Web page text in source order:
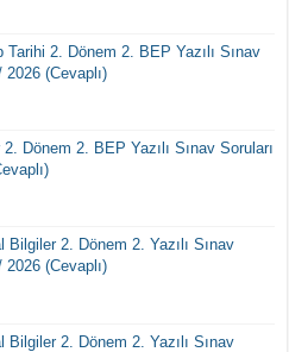
Tarihi 2. Dönem 2. BEP Yazılı Sınav
2026 (Cevaplı)
Dönem 2. BEP Yazılı Sınav Soruları
Bilgiler 2. Dönem 2. Yazılı Sınav
2026 (Cevaplı)
Bilgiler 2. Dönem 2. Yazılı Sınav